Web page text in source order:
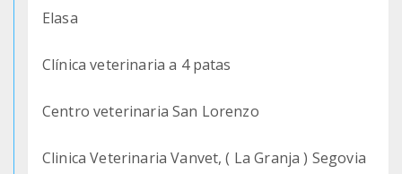
Elasa
Clínica veterinaria a 4 patas
Centro veterinaria San Lorenzo
Clinica Veterinaria Vanvet, ( La Granja ) Segovia